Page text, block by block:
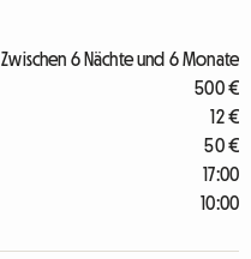
Zwischen 6 Nächte und 6 Monate
500 €
12 €
50 €
17:00
10:00